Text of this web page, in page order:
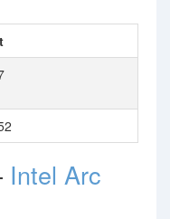
Intel Arc